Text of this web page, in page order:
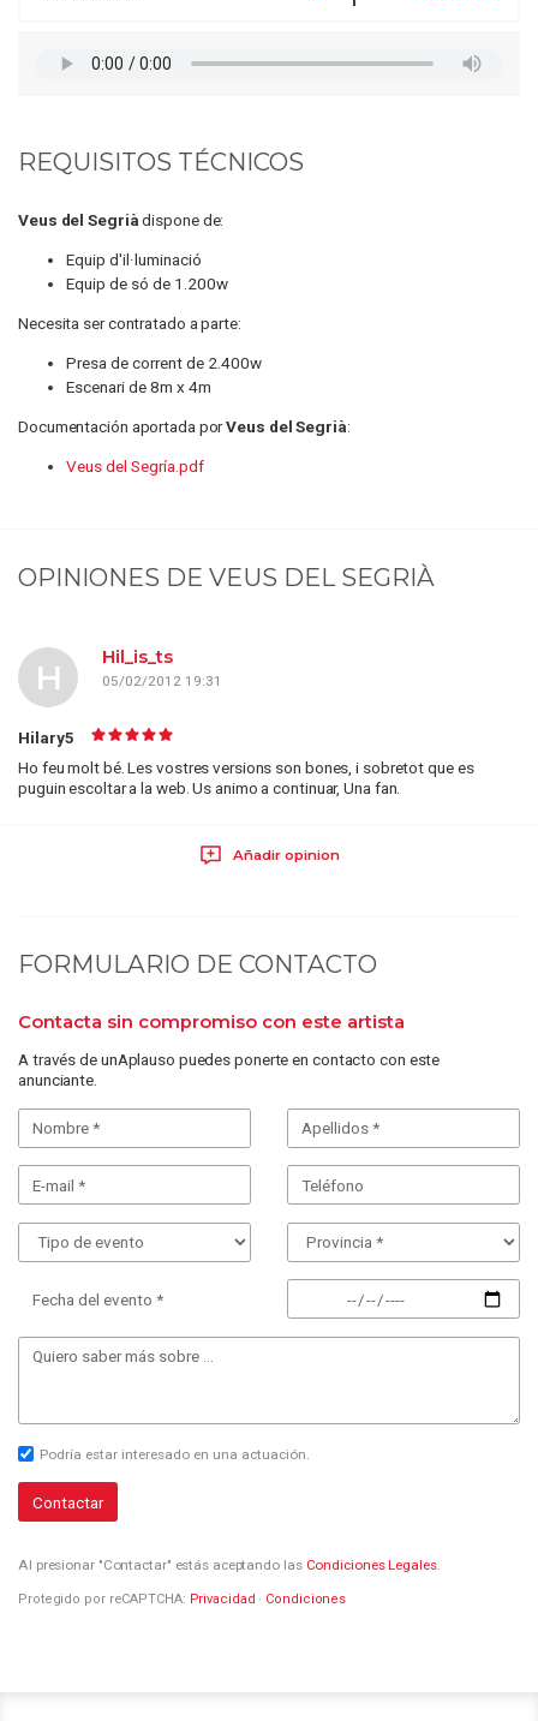
REQUISITOS TÉCNICOS
Veus del Segriàdispone de:
Equip d'il·luminació
Equip de só de 1.200w
Necesita ser contratado a parte:
Presa de corrent de 2.400w
Escenari de 8m x 4m
Documentación aportada porVeus del Segrià:
Veus del Segría.pdf
OPINIONES DE VEUS DEL SEGRIÀ
Hil_is_ts
05/02/2012 19:31
H
Hilary5
Ho feu molt bé. Les vostres versions son bones, i sobretot que es
puguin escoltar a la web. Us animo a continuar, Una fan.
Añadir opinion
FORMULARIO DE CONTACTO
Contacta sin compromiso con este artista
A través de unAplauso puedes ponerte en contacto con este
anunciante.
Fecha del evento *
Podría estar interesado en una actuación.
Contactar
Al presionar "Contactar" estás aceptando las Condiciones Legales.
Protegido por reCAPTCHA: Privacidad · Condiciones